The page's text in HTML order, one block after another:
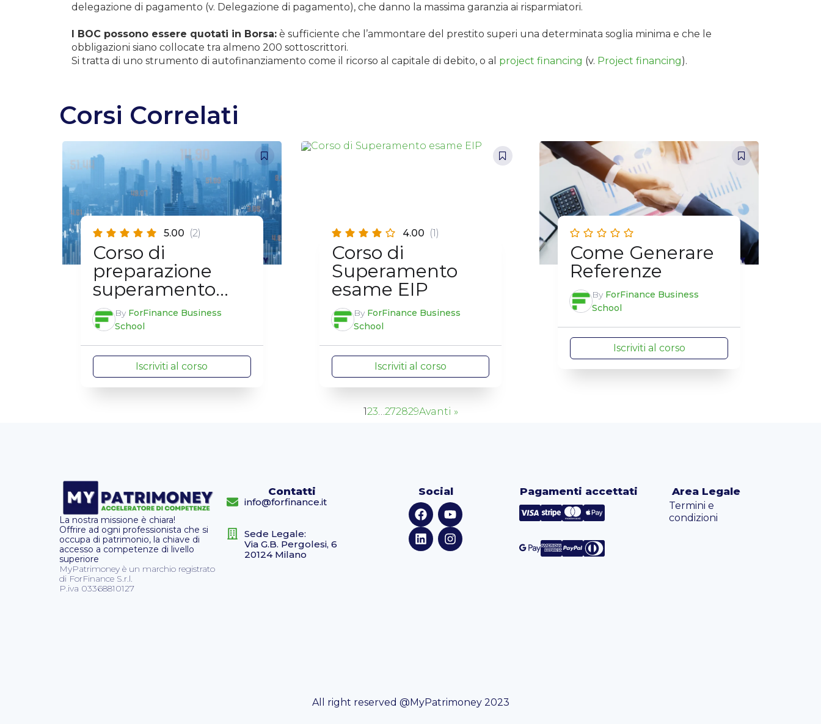
delegazione di pagamento (v. Delegazione di pagamento), che danno la massima garanzia ai risparmiatori.
I BOC possono essere quotati in Borsa: è sufficiente che l’ammontare del prestito superi una determinata soglia minima e che le
obbligazioni siano collocate tra almeno 200 sottoscrittori.
Si tratta di uno strumento di autofinanziamento come il ricorso al capitale di debito, o al project financing (v. Project financing).
Corsi Correlati
5.00 (2)
Corso di
preparazione
superamento
esame EFA
By ForFinance Business
School
Iscriviti al corso
4.00 (1)
Corso di
Superamento
esame EIP
By ForFinance Business
School
Iscriviti al corso
Come Generare
Referenze
By ForFinance Business
School
Iscriviti al corso
123…272829Avanti »
La nostra missione è chiara!
Offrire ad ogni professionista che si
occupa di patrimonio, la chiave di
accesso a competenze di livello
superiore
MyPatrimoney è un marchio registrato
di ForFinance S.r.l.
P.iva 03368810127
Contatti
info@forfinance.it
Sede Legale:
Via G.B. Pergolesi, 6
20124 Milano
Social Pagamenti accettati Area Legale
Termini e
condizioni
All right reserved @MyPatrimoney 2023